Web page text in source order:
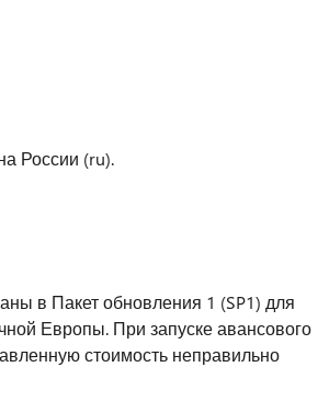
России (ru).
в Пакет обновления 1 (SP1) для
Европы. При запуске авансового
стоимость неправильно